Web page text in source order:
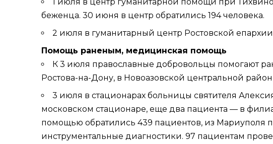
беженца. 30 июня в центр обратились 194 человека.
2 июля в гуманитарный центр Ростовской епархии
Помощь раненым, медицинская помощь
К 3 июля православные добровольцы помогают
Ростова-на-Дону, в Новоазовской центральной
3 июля в стационарах больницы святителя
московском стационаре, еще два пациента — в
помощью обратились 439 пациентов, из Мариуполя
инструментальные диагностики. 97 пациентам